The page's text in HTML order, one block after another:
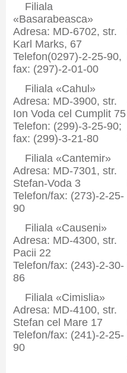
Filiala
«Basarabeasca»
Adresa: MD-6702, str.
Karl Marks, 67
Telefon(0297)-2-25-90,
fax: (297)-2-01-00
Filiala «Cahul»
Adresa: MD-3900, str.
Ion Voda cel Cumplit 75
Telefon: (299)-3-25-90;
fax: (299)-3-21-80
Filiala «Cantemir»
Adresa: MD-7301, str.
Stefan-Voda 3
Telefon/fax: (273)-2-25-
90
Filiala «Causeni»
Adresa: MD-4300, str.
Pacii 22
Telefon/fax: (243)-2-30-
86
Filiala «Cimislia»
Adresa: MD-4100, str.
Stefan cel Mare 17
Telefon/fax: (241)-2-25-
90